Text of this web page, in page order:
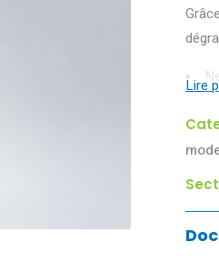
plus